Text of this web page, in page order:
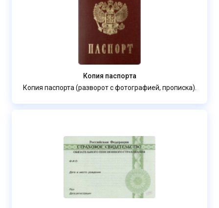
Копия паспорта
Копия паспорта (разворот с фотографией, прописка).